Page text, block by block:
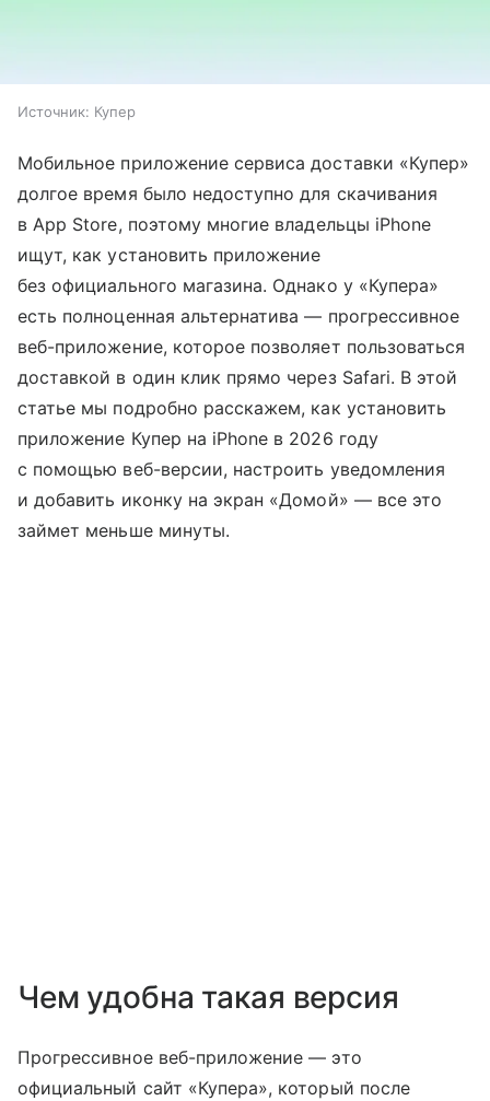
Источник: Купер
Мобильное приложение сервиса доставки «Купер»
долгое время было недоступно для скачивания
в App Store, поэтому многие владельцы iPhone
ищут, как установить приложение
без официального магазина. Однако у «Купера»
есть полноценная альтернатива — прогрессивное
веб-приложение, которое позволяет пользоваться
доставкой в один клик прямо через Safari. В этой
статье мы подробно расскажем, как установить
приложение Купер на iPhone в 2026 году
с помощью веб-версии, настроить уведомления
и добавить иконку на экран «Домой» — все это
займет меньше минуты.
Чем удобна такая версия
Прогрессивное веб-приложение — это
официальный сайт «Купера», который после